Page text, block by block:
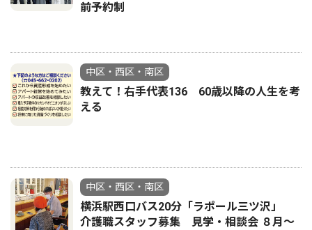
前予約制
中区・西区・南区
教えて！右手代表136 60歳以降の人生を考
える
中区・西区・南区
横浜駅西口バス20分「ラポール三ツ沢」
介護職スタッフ募集 見学・相談会 ８月〜